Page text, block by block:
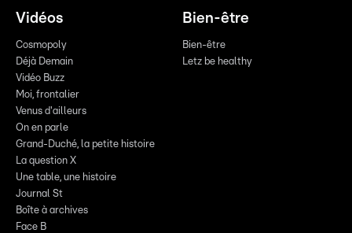
Vidéos
Cosmopoly
Déjà Demain
Vidéo Buzz
Moi, frontalier
Venus d'ailleurs
On en parle
Grand-Duché, la petite histoire
La question X
Une table, une histoire
Journal St
Boîte à archives
Face B
Bien-être
Bien-être
Letz be healthy